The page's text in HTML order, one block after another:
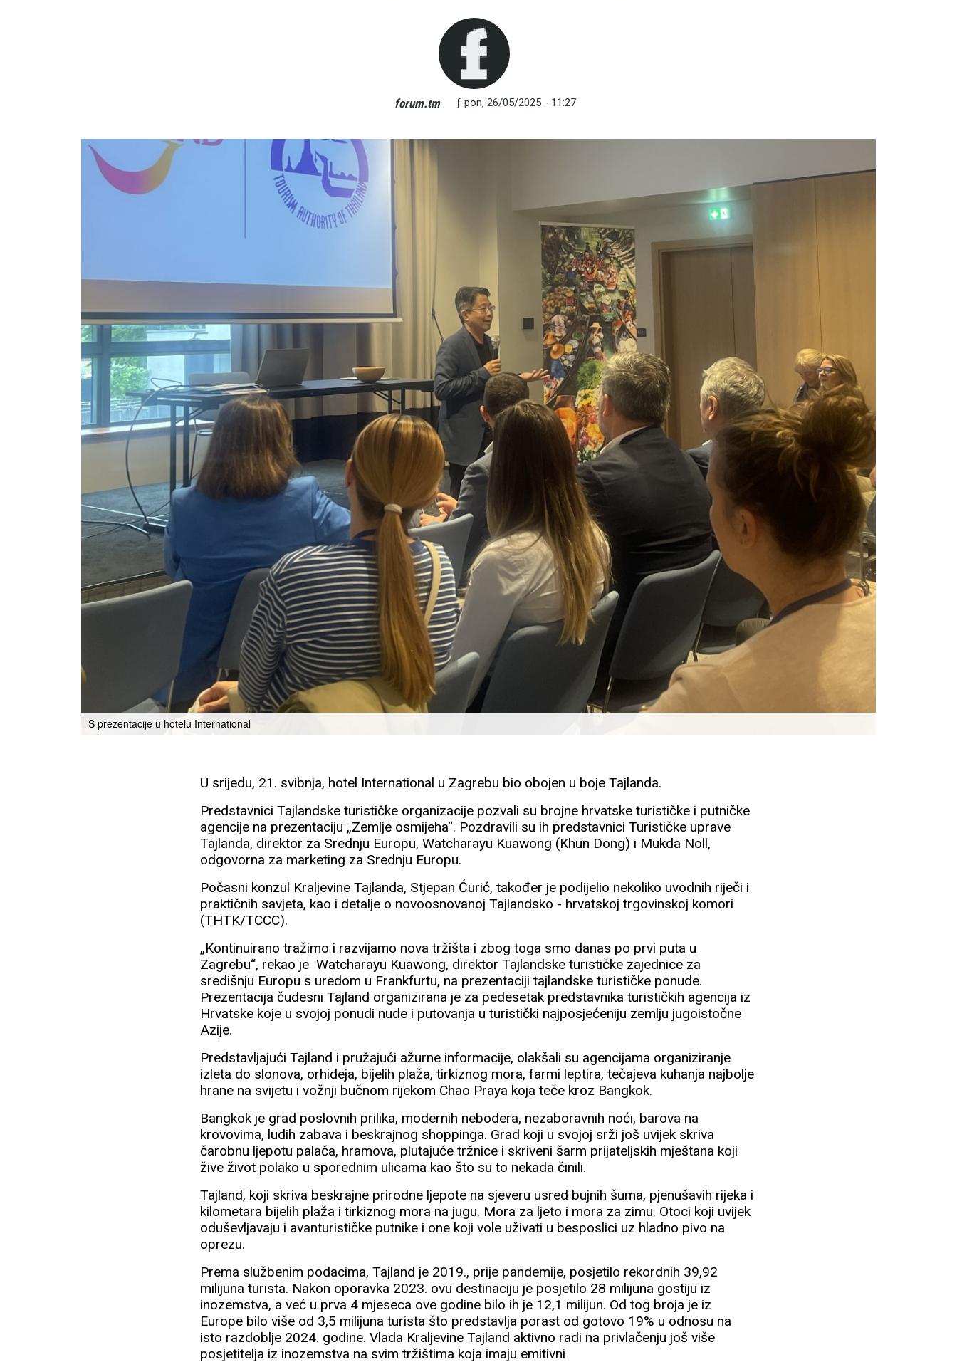
forum.tm ∫ pon, 26/05/2025 - 11:27
S prezentacije u hotelu International
U srijedu, 21. svibnja, hotel International u Zagrebu bio obojen u boje Tajlanda.
Predstavnici Tajlandske turističke organizacije pozvali su brojne hrvatske turističke i putničke
agencije na prezentaciju „Zemlje osmijeha“. Pozdravili su ih predstavnici Turističke uprave
Tajlanda, direktor za Srednju Europu, Watcharayu Kuawong (Khun Dong) i Mukda Noll,
odgovorna za marketing za Srednju Europu.
Počasni konzul Kraljevine Tajlanda, Stjepan Ćurić, također je podijelio nekoliko uvodnih riječi i
praktičnih savjeta, kao i detalje o novoosnovanoj Tajlandsko - hrvatskoj trgovinskoj komori
(THTK/TCCC).
„Kontinuirano tražimo i razvijamo nova tržišta i zbog toga smo danas po prvi puta u
Zagrebu“, rekao je Watcharayu Kuawong, direktor Tajlandske turističke zajednice za
središnju Europu s uredom u Frankfurtu, na prezentaciji tajlandske turističke ponude.
Prezentacija čudesni Tajland organizirana je za pedesetak predstavnika turističkih agencija iz
Hrvatske koje u svojoj ponudi nude i putovanja u turistički najposjećeniju zemlju jugoistočne
Azije.
Predstavljajući Tajland i pružajući ažurne informacije, olakšali su agencijama organiziranje
izleta do slonova, orhideja, bijelih plaža, tirkiznog mora, farmi leptira, tečajeva kuhanja najbolje
hrane na svijetu i vožnji bučnom rijekom Chao Praya koja teče kroz Bangkok.
Bangkok je grad poslovnih prilika, modernih nebodera, nezaboravnih noći, barova na
krovovima, ludih zabava i beskrajnog shoppinga. Grad koji u svojoj srži još uvijek skriva
čarobnu ljepotu palača, hramova, plutajuće tržnice i skriveni šarm prijateljskih mještana koji
žive život polako u sporednim ulicama kao što su to nekada činili.
Tajland, koji skriva beskrajne prirodne ljepote na sjeveru usred bujnih šuma, pjenušavih rijeka i
kilometara bijelih plaža i tirkiznog mora na jugu. Mora za ljeto i mora za zimu. Otoci koji uvijek
oduševljavaju i avanturističke putnike i one koji vole uživati ​​u besposlici uz hladno pivo na
oprezu.
Prema službenim podacima, Tajland je 2019., prije pandemije, posjetilo rekordnih 39,92
milijuna turista. Nakon oporavka 2023. ovu destinaciju je posjetilo 28 milijuna gostiju iz
inozemstva, a već u prva 4 mjeseca ove godine bilo ih je 12,1 milijun. Od tog broja je iz
Europe bilo više od 3,5 milijuna turista što predstavlja porast od gotovo 19% u odnosu na
isto razdoblje 2024. godine. Vlada Kraljevine Tajland aktivno radi na privlačenju još više
posjetitelja iz inozemstva na svim tržištima koja imaju emitivni